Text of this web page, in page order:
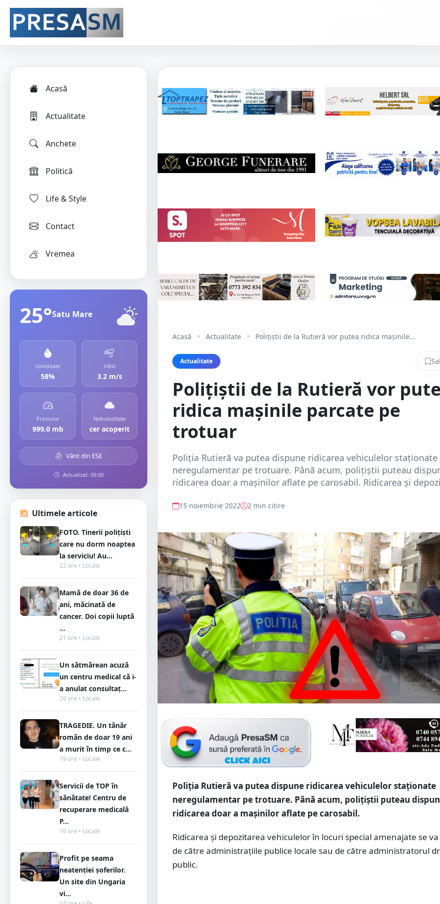
Acasă
Actualitate
Anchete
Politică
Life & Style
Contact
Vremea
25°Satu Mare
Umiditate
58%
Vânt
3.2 m/s
Presiune
999.0 mb
Nebulozitate
cer acoperit
Vânt din ESE
Actualizat: 09:00
Ultimele articole
FOTO. Tinerii polițiști
care nu dorm noaptea
la serviciu! Au...
22 ore • Locale
Mamă de doar 36 de
ani, măcinată de
cancer. Doi copii luptă
...
21 ore • Locale
Un sătmărean acuză
un centru medical că i-
a anulat consultaț...
20 ore • Locale
TRAGEDIE. Un tânăr
român de doar 19 ani
a murit în timp ce c...
19 ore • Locale
Servicii de TOP în
sănătate! Centru de
recuperare medicală
P...
16 ore • Locale
Profit pe seama
neatenției șoferilor.
Un site din Ungaria
vi...
Acasă • Actualitate • Polițiștii de la Rutieră vor putea ridica mașinile...
Actualitate
Polițiștii de la Rutieră vor
ridica mașinile parcate pe
trotuar
Poliţia Rutieră va putea dispune ridicarea vehiculelor staţionate
neregulamentar pe trotuare. Până acum, polițiștii puteau
ridicarea doar a mașinilor aflate pe carosabil. Ridicarea şi
15 noiembrie 2022 2 min citire
Poliţia Rutieră va putea dispune ridicarea vehiculelor staţionate
neregulamentar pe trotuare. Până acum, polițiștii puteau
ridicarea doar a mașinilor aflate pe carosabil.
Ridicarea şi depozitarea vehiculelor în locuri special amenajate se
de către administraţiile publice locale sau de către administratorul
public.